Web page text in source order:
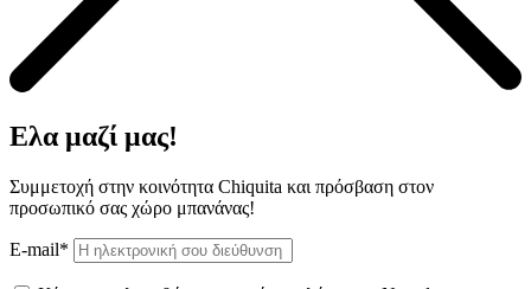
Ελα μαζί μας!
Συμμετοχή στην κοινότητα Chiquita και πρόσβαση στον
προσωπικό σας χώρο μπανάνας!
E-mail*